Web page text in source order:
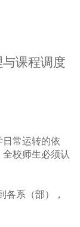
课程调度
常运转的依
校师生必须认
各系（部），